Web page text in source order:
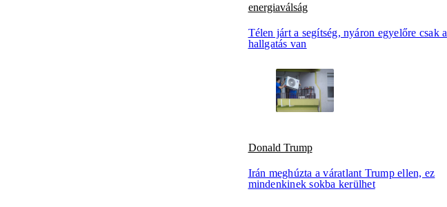
energiaválság
Télen járt a segítség, nyáron egyelőre csak a
hallgatás van
Donald Trump
Irán meghúzta a váratlant Trump ellen, ez
mindenkinek sokba kerülhet